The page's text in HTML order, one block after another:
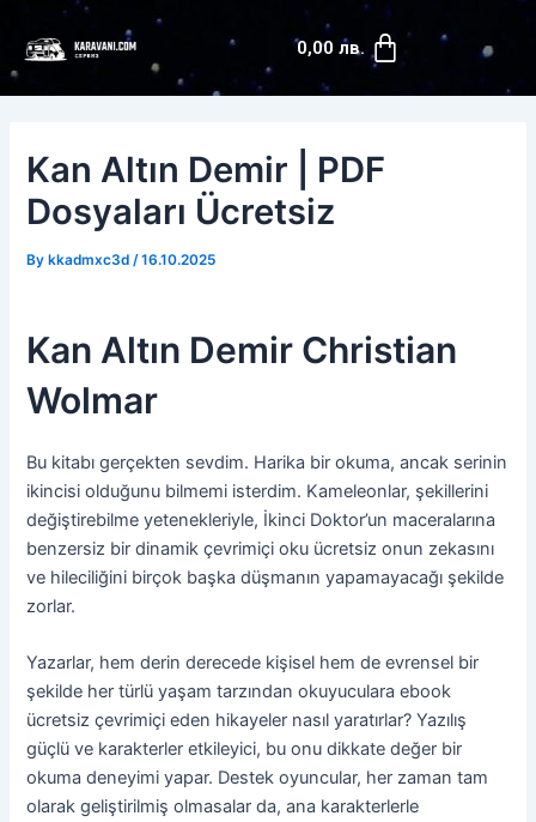
content
0,00 лв. Cart
Kan Altın Demir | PDF
Dosyaları Ücretsiz
Bykkadmxc3d /16.10.2025
Kan Altın Demir Christian
Wolmar
Bu kitabı gerçekten sevdim. Harika bir okuma, ancak serinin
ikincisi olduğunu bilmemi isterdim. Kameleonlar, şekillerini
değiştirebilme yetenekleriyle, İkinci Doktor’un maceralarına
benzersiz bir dinamik çevrimiçi oku ücretsiz onun zekasını
ve hileciliğini birçok başka düşmanın yapamayacağı şekilde
zorlar.
Yazarlar, hem derin derecede kişisel hem de evrensel bir
şekilde her türlü yaşam tarzından okuyuculara ebook
ücretsiz çevrimiçi eden hikayeler nasıl yaratırlar? Yazılış
güçlü ve karakterler etkileyici, bu onu dikkate değer bir
okuma deneyimi yapar. Destek oyuncular, her zaman tam
olarak geliştirilmiş olmasalar da, ana karakterlerle
navigation